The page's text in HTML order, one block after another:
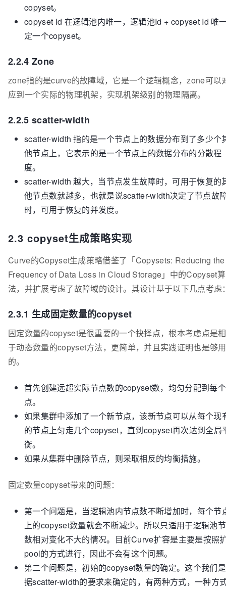
copyset。
copyset Id 在逻辑池内唯一，逻辑池Id + copyset Id 唯
定一个copyset。
2.2.4 Zone
zone指的是curve的故障域，它是一个逻辑概念，zone可以
应到一个实际的物理机架，实现机架级别的物理隔离。
2.2.5 scatter-width
scatter-width 指的是一个节点上的数据分布到了多少个
他节点上，它表示的是一个节点上的数据分布的分散程
度。
scatter-width 越大，当节点发生故障时，可用于恢复的
他节点数就越多，也就是说scatter-width决定了节点故
时，可用于恢复的并发度。
2.3 copyset生成策略实现
Curve的Copyset生成策略借鉴了「Copysets: Reducing the
Frequency of Data Loss in Cloud Storage」中的Copyset算
法，并扩展考虑了故障域的设计。其设计基于以下几点考虑
2.3.1 生成固定数量的copyset
固定数量的copyset是很重要的一个抉择点，根本考虑点是
于动态数量的copyset方法，更简单，并且实践证明也是够用
的。
首先创建远超实际节点数的copyset数，均匀分配到每
点。
如果集群中添加了一个新节点，该新节点可以从每个现
的节点上匀走几个copyset，直到copyset再次达到全局
衡。
如果从集群中删除节点，则采取相反的均衡措施。
固定数量copyset带来的问题：
第一个问题是，当逻辑池内节点数不断增加时，每个节
上的copyset数量就会不断减少。所以只适用于逻辑池
数相对变化不大的情况。目前Curve扩容是主要是按照
pool的方式进行，因此不会有这个问题。
第二个问题是，初始的copyset数量的确定。这个我们
据scatter-width的要求来确定的，有两种方式，一种方